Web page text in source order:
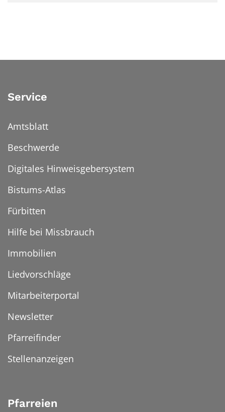
Service
Amtsblatt
Beschwerde
Digitales Hinweisgebersystem
Bistums-Atlas
Fürbitten
Hilfe bei Missbrauch
Immobilien
Liedvorschläge
Mitarbeiterportal
Newsletter
Pfarreifinder
Stellenanzeigen
Pfarreien